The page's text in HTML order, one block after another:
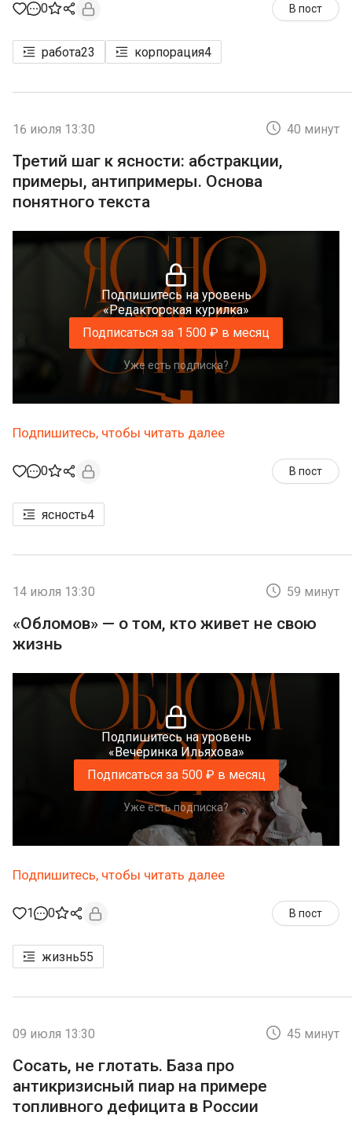
0 В пост
работа23 корпорация4
16 июля 13:30 40 минут
Третий шаг к ясности: абстракции,
примеры, антипримеры. Основа
понятного текста
Подпишитесь на уровень
«Редакторская курилка»
Подписаться за 1 500 ₽ в месяц
Уже есть подписка?
Подпишитесь, чтобы читать далее
0 В пост
ясность4
14 июля 13:30 59 минут
«Обломов» — о том, кто живет не свою
жизнь
Подпишитесь на уровень
«Вечеринка Ильяхова»
Подписаться за 500 ₽ в месяц
Уже есть подписка?
Подпишитесь, чтобы читать далее
1 0 В пост
жизнь55
09 июля 13:30 45 минут
Сосать, не глотать. База про
антикризисный пиар на примере
топливного дефицита в России